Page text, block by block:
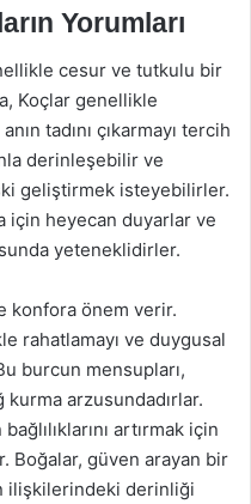
Yorumları
cesur ve tutkulu bir
Koçlar genellikle
tadını çıkarmayı tercih
derinleşebilir ve
geliştirmek isteyebilirler.
için heyecan duyarlar ve
yeteneklidirler.
konfora önem verir.
rahatlamayı ve duygusal
burcun mensupları,
arzusundadırlar.
artırmak için
Boğalar, güven arayan bir
ilişkilerindeki derinliği